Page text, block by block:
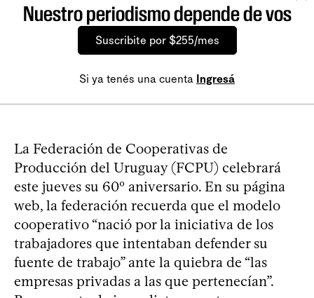
Nuestro periodismo depende de vos
Suscribite por $255/mes
Si ya tenés una cuenta Ingresá
La Federación de Cooperativas de
Producción del Uruguay (FCPU) celebrará
este jueves su 60º aniversario. En su página
web, la federación recuerda que el modelo
cooperativo “nació por la iniciativa de los
trabajadores que intentaban defender su
fuente de trabajo” ante la quiebra de “las
empresas privadas a las que pertenecían”.